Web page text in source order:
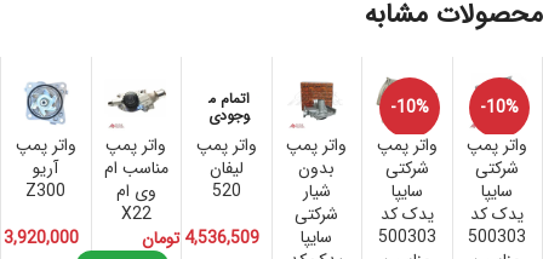
ساختار واتر پمپ تشکیل شده از پمپ و پره‌هایی به منظور انتقال دادن مایعات
است، خرابی در واتر پمپ نیز به دلیل بروز مشکل در این بخش‌ها پیش خواهد
آمد. اولین مشکل اساسی پایین بودن کیفیت آب بندی و نفوذ آب به قطعات
داخلی و یا کاهش فشار مایعات به دلیل خارج شدن بخشی از مایعات از سیستم
انتقال است. وجود نقص فنی در انواع بخش‌های فیبر و فنر واتر پمپ، کاهش
کیفیت آب بندی را به دنبال خواهد داشت. در صورتی که آب بندی این قطعه به
خوبی انجام نشده باشد، آب به پشت واتر پمپ نفوذ می‌کند و منجر به خرابی
بلبرینگ می‌شود. خرابی بلبرینگ باعث قفل شدن پره‌های واتر پمپ می‌شود که
این خود یکی دیگر از مشکلات عمده‌ای است که برای قطعه فوق رخ می‌دهد.
محصولات مشابه
-10%
واتر پمپ
شرکتی
سایپا
یدک کد
500303
-10%
واتر پمپ
شرکتی
سایپا
یدک کد
500303
واتر پمپ
بدون
شیار
شرکتی
سایپا
اتمام م
وجودی
واتر پمپ
لیفان
520
4,536,509 تومان
واتر پمپ
مناسب ام
وی ام
X22
واتر پمپ
آریو
Z300
3,920,000